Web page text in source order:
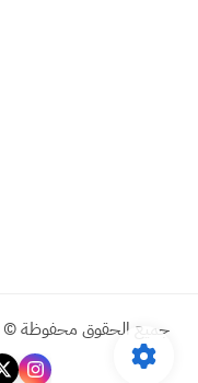
جميع الحقوق محفوظة ©